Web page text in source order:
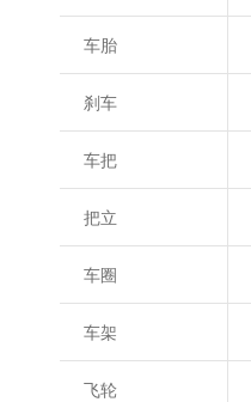
车胎
刹车
车把
把立
车圈
车架
飞轮